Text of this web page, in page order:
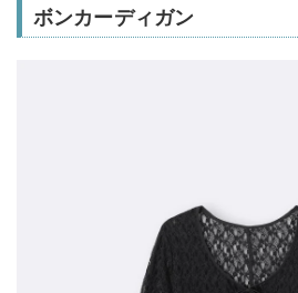
ボンカーディガン